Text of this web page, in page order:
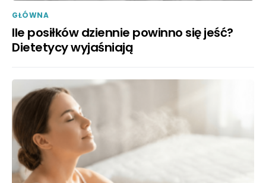
GŁÓWNA
Ile posiłków dziennie powinno się jeść?
Dietetycy wyjaśniają